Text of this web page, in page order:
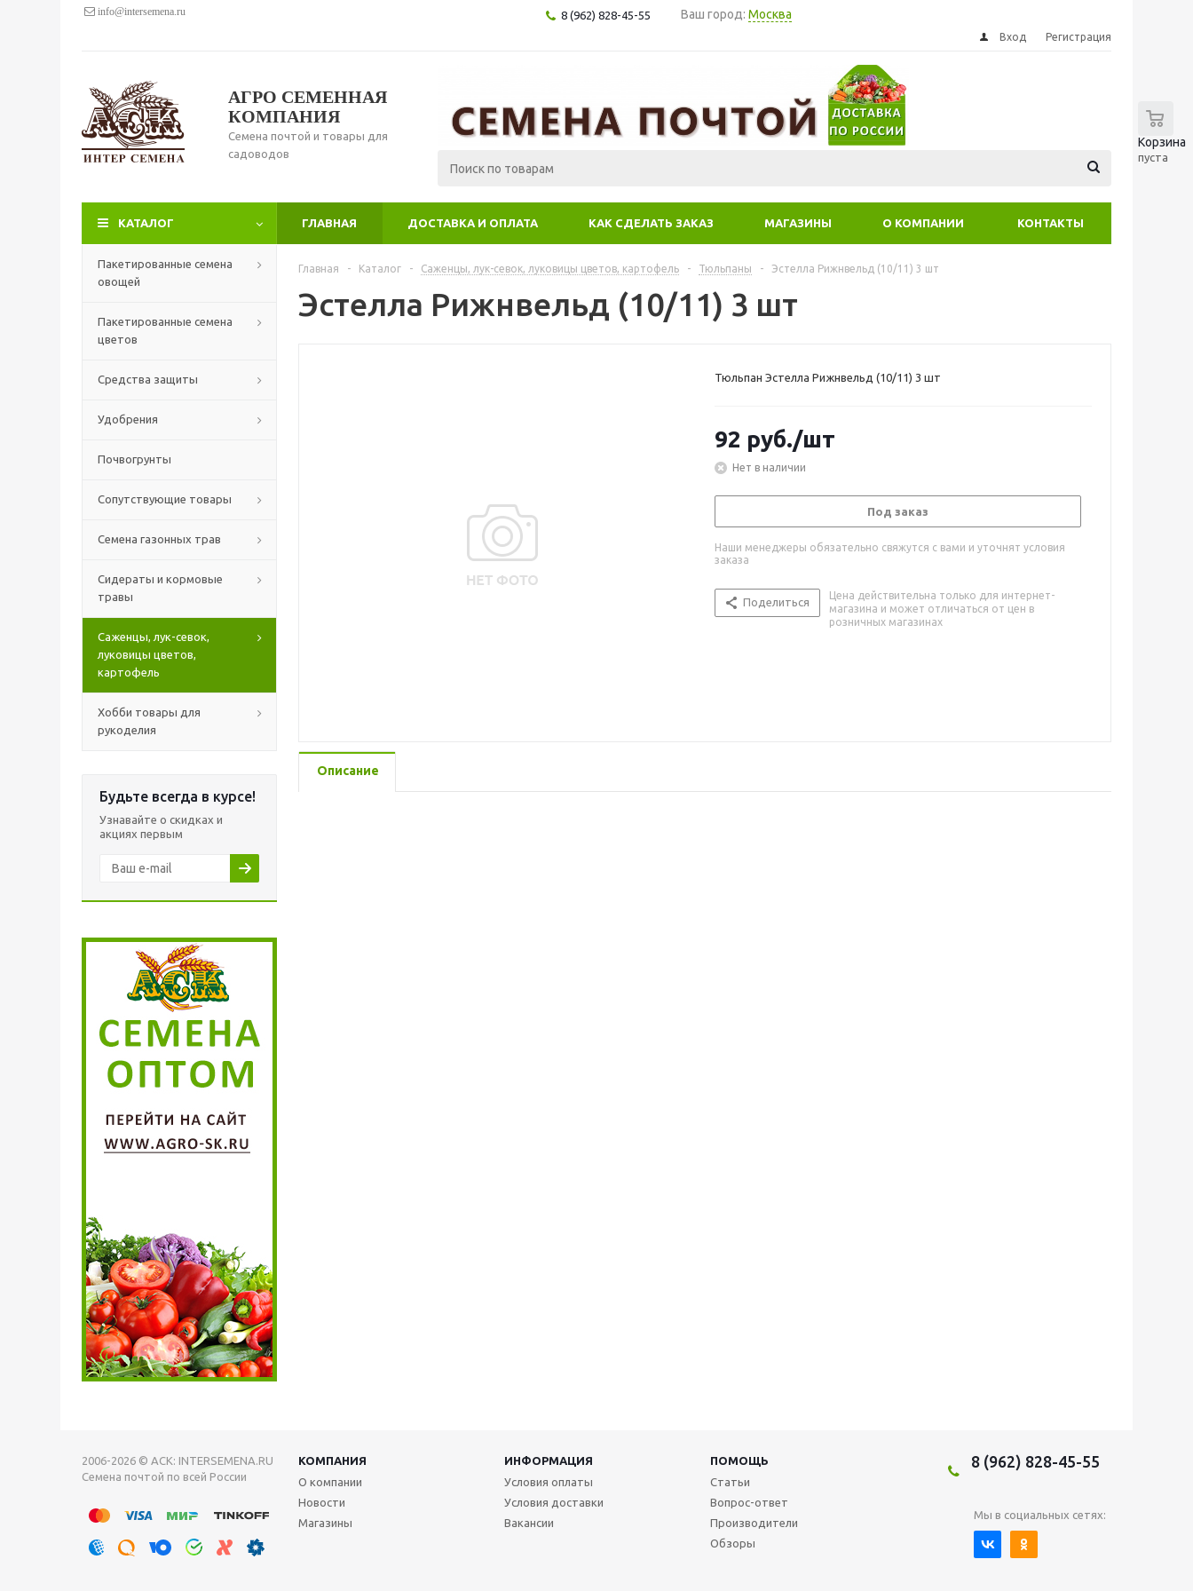
info@intersemena.ru 8 (962) 828-45-55 Ваш город: Москва
Вход Регистрация
АГРО СЕМЕННАЯ
КОМПАНИЯ
Семена почтой и товары для
садоводов
Корзина
пуста
КАТАЛОГ ГЛАВНАЯ ДОСТАВКА И ОПЛАТА КАК СДЕЛАТЬ ЗАКАЗ МАГАЗИНЫ О КОМПАНИИ КОНТАКТЫ
Пакетированные семена
овощей
Пакетированные семена
цветов
Средства защиты
Удобрения
Почвогрунты
Сопутствующие товары
Семена газонных трав
Сидераты и кормовые
травы
Саженцы, лук-севок,
луковицы цветов,
картофель
Хобби товары для
рукоделия
Будьте всегда в курсе!
Узнавайте о скидках и
акциях первым
Главная - Каталог - Саженцы, лук-севок, луковицы цветов, картофель - Тюльпаны - Эстелла Рижнвельд (10/11) 3 шт
Эстелла Рижнвельд (10/11) 3 шт
Тюльпан Эстелла Рижнвельд (10/11) 3 шт
92 руб./шт
Нет в наличии
Под заказ
Наши менеджеры обязательно свяжутся с вами и уточнят условия
заказа
Поделиться
Цена действительна только для интернет-
магазина и может отличаться от цен в
розничных магазинах
Описание
2006-2026 © АСК: INTERSEMENA.RU
Семена почтой по всей России
КОМПАНИЯ ИНФОРМАЦИЯ
ПОМОЩЬ
О компании
Новости
Магазины
Условия оплаты
Условия доставки
Вакансии
Статьи
Вопрос-ответ
Производители
Обзоры
8 (962) 828-45-55
Мы в социальных сетях: